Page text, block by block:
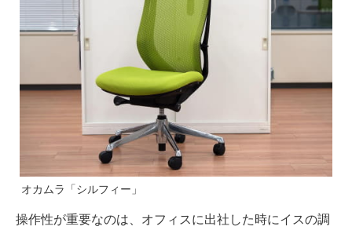
オカムラ「シルフィー」
操作性が重要なのは、オフィスに出社した時にイスの調